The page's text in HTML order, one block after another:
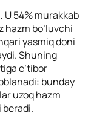
U 54% murakkab
hazm bo’luvchi
yasmiq doni
Shuning
e’tibor
bunday
uzoq hazm
beradi.